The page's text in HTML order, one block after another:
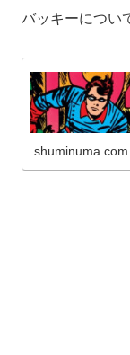
バッキーについ
shuminuma.com